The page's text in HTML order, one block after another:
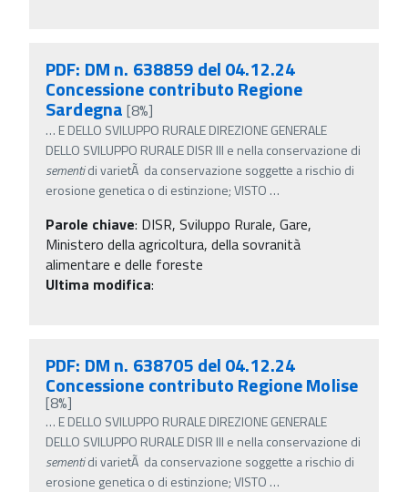
PDF: DM n. 638859 del 04.12.24
Concessione contributo Regione
Sardegna [8%]
… E DELLO SVILUPPO RURALE DIREZIONE GENERALE
DELLO SVILUPPO RURALE DISR III e nella conservazione di
sementidi varietÃ da conservazione soggette a rischio di
erosione genetica o di estinzione; VISTO …
Parole chiave: DISR, Sviluppo Rurale, Gare,
Ministero della agricoltura, della sovranità
alimentare e delle foreste
Ultima modifica:
PDF: DM n. 638705 del 04.12.24
Concessione contributo Regione Molise
[8%]
… E DELLO SVILUPPO RURALE DIREZIONE GENERALE
DELLO SVILUPPO RURALE DISR III e nella conservazione di
sementidi varietÃ da conservazione soggette a rischio di
erosione genetica o di estinzione; VISTO …